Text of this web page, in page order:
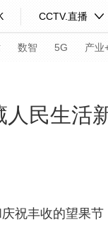
CCTV.直播
数智 5G 产业
民生活
丰收的望果节